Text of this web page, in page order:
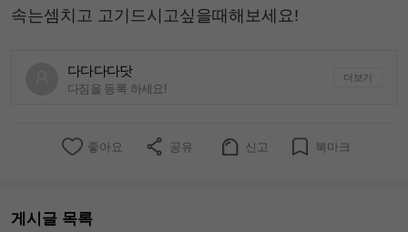
속는셈치고 고기드시고싶을때해보세요!
다다다다닷
다짐을 등록 하세요!
더보기
좋아요 공유 신고 북마크
게시글 목록